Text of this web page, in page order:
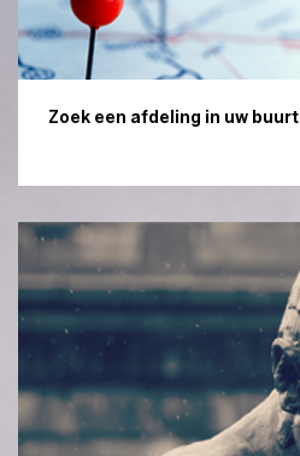
Zoek een afdeling in uw buurt